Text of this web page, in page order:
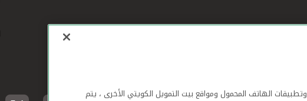
عندما تستخدم ,kfh.com, kfhonline.com وتطبيقات الهاتف المحمول ومواقع بيت التمويل الكويتي الأخرى ، يتم